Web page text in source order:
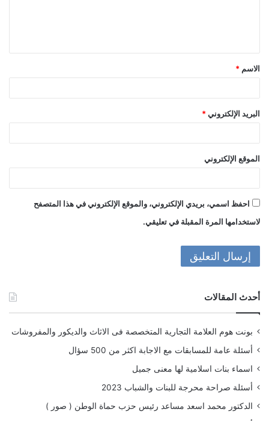
ق
*
الاسم *
البريد الإلكتروني *
الموقع الإلكتروني
احفظ اسمي، بريدي الإلكتروني، والموقع الإلكتروني في هذا المتصفح
لاستخدامها المرة المقبلة في تعليقي.
أحدث المقالات
بونت هوم العلامة التجارية المتخصصة فى الاثاث والديكور والمفروشات
أسئلة عامة للمسابقات مع الاجابة اكثر من 500 سؤال
اسماء بنات اسلامية لها معنى جميل
أسئلة صراحة محرجة للبنات والشباب 2023
الدكتور محمد اسعد مساعد رئيس حزب حماة الوطن ( صور )